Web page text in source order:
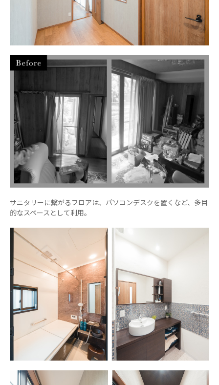
サニタリーに繋がるフロアは、パソコンデスクを置くなど、多目
的なスペースとして利用。